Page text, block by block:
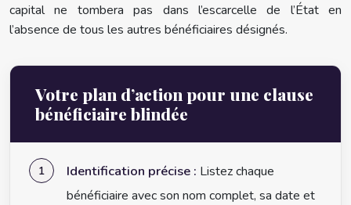
capital ne tombera pas dans l’escarcelle de l’État en
l’absence de tous les autres bénéficiaires désignés.
Votre plan d’action pour une clause
bénéficiaire blindée
Identification précise : Listez chaque
bénéficiaire avec son nom complet, sa date et